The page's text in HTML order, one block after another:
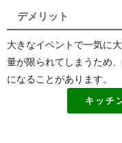
デメリット
大きなイベントで一気に
量が限られてしまうため
になることがあります。
キッチ